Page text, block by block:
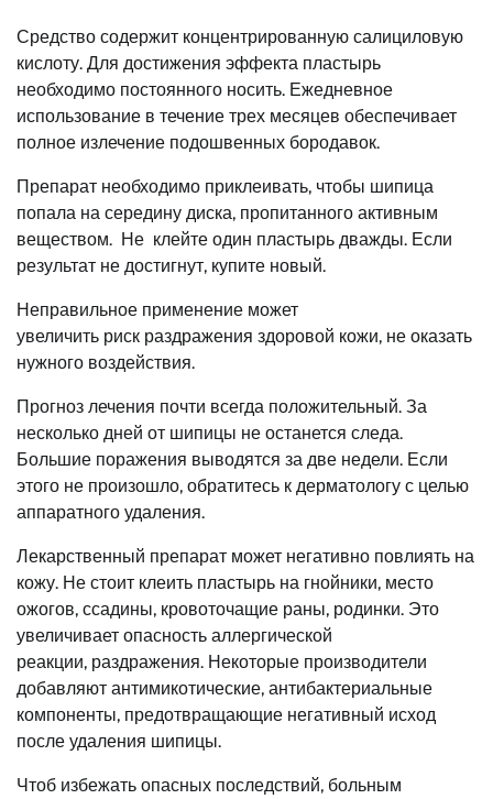
Средство содержит концентрированную салициловую
кислоту. Для достижения эффекта пластырь
необходимо постоянного носить. Ежедневное
использование в течение трех месяцев обеспечивает
полное излечение подошвенных бородавок.
Препарат необходимо приклеивать, чтобы шипица
попала на середину диска, пропитанного активным
веществом. Не клейте один пластырь дважды. Если
результат не достигнут, купите новый.
Неправильное применение может
увеличить риск раздражения здоровой кожи, не оказать
нужного воздействия.
Прогноз лечения почти всегда положительный. За
несколько дней от шипицы не останется следа.
Большие поражения выводятся за две недели. Если
этого не произошло, обратитесь к дерматологу с целью
аппаратного удаления.
Лекарственный препарат может негативно повлиять на
кожу. Не стоит клеить пластырь на гнойники, место
ожогов, ссадины, кровоточащие раны, родинки. Это
увеличивает опасность аллергической
реакции, раздражения. Некоторые производители
добавляют антимикотические, антибактериальные
компоненты, предотвращающие негативный исход
после удаления шипицы.
Чтоб избежать опасных последствий, больным